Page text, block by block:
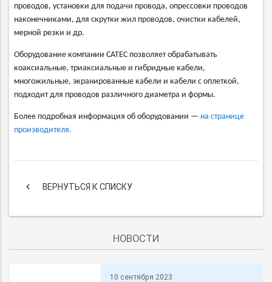
проводов, установки для подачи провода, опрессовки проводов
наконечниками, для скрутки жил проводов, очистки кабелей,
мерной резки и др.
Оборудование компании CATEC позволяет обрабатывать
коаксиальные, триаксиальные и гибридные кабели,
многожильные, экранированные кабели и кабели с оплеткой,
подходит для проводов различного диаметра и формы.
Более подробная информация об оборудовании — на странице
производителя.
keyboard_arrow_left ВЕРНУТЬСЯ К СПИСКУ
НОВОСТИ
10 сентября 2023